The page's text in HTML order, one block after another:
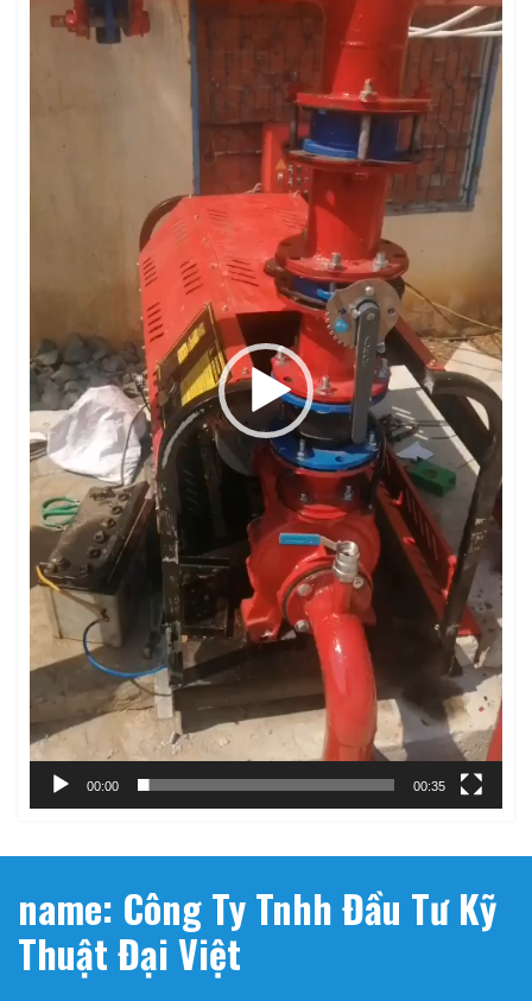
chơi
00:00 00:35
name: Công Ty Tnhh Đầu Tư Kỹ
Thuật Đại Việt